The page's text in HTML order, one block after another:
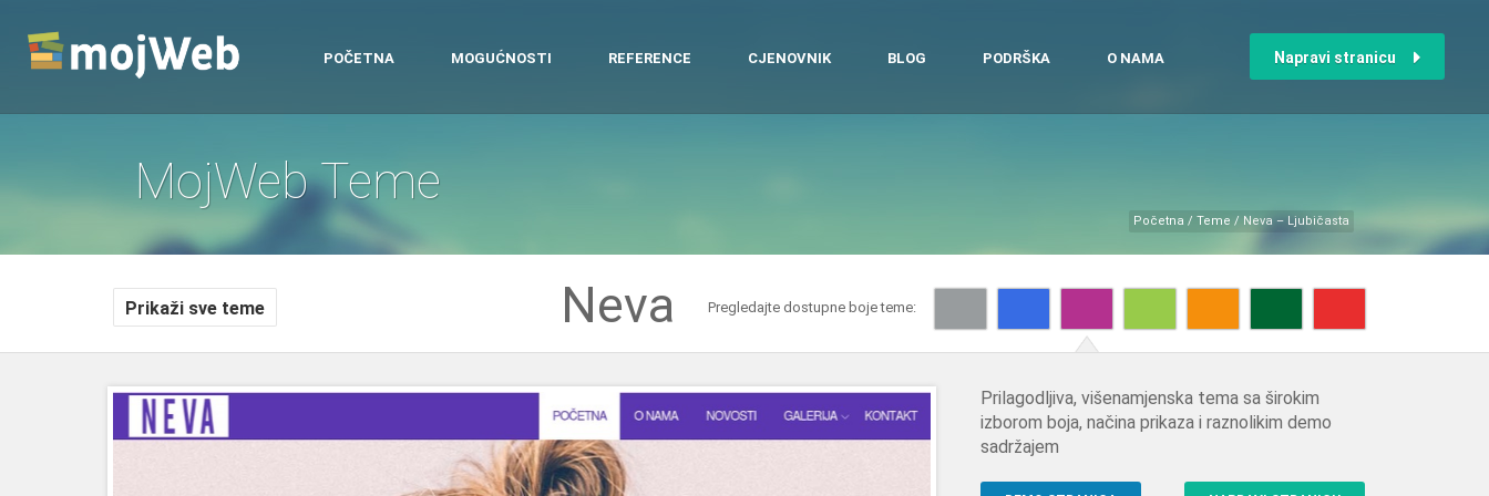
POČETNA MOGUĆNOSTI REFERENCE CJENOVNIK BLOG PODRŠKA O NAMA Napravi stranicu
MojWeb Teme
Početna / Teme / Neva – Ljubičasta
Prikaži sve teme Neva Pregledajte dostupne boje teme:
Prilagodljiva, višenamjenska tema sa širokim
izborom boja, načina prikaza i raznolikim demo
sadržajem